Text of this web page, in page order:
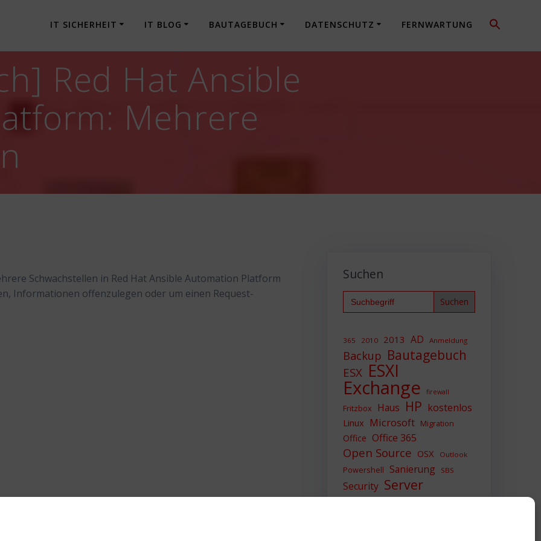
IT SICHERHEIT IT BLOG BAUTAGEBUCH DATENSCHUTZ FERNWARTUNG
Red Hat Ansible
Mehrere
Schwachstellen in Red Hat Ansible Automation Platform
Informationen offenzulegen oder um einen Request-
Suchen
Search
for:
365 2010 2013 AD Anmeldung
Backup Bautagebuch
ESX ESXI
Exchange firewall
Fritzbox Haus HP kostenlos
Linux Microsoft Migration
Office Office 365
Open Source OSX Outlook
Powershell Sanierung SBS
Security Server
Sicherheit SIEM